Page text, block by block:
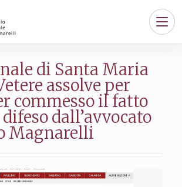
di Santa Maria
assolve per
commesso il fatto
dall’avvocato
Magnarelli